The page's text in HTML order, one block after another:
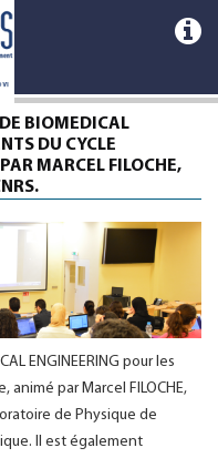
BIOMEDICAL
DU CYCLE
MARCEL FILOCHE,
ENGINEERING pour les
par Marcel FILOCHE,
de Physique de
Il est également